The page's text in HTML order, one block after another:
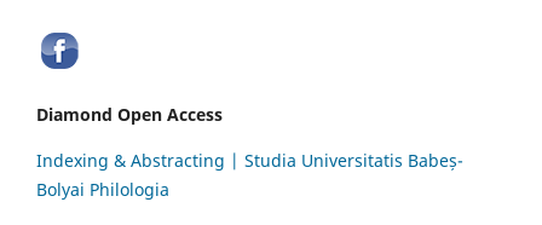
Diamond Open Access
Indexing & Abstracting | Studia Universitatis Babeș-
Bolyai Philologia